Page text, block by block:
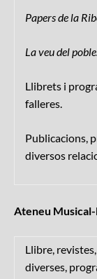
Papers de la
La veu del
Llibrets i
falleres.
Publicacions,
diversos
Ateneu
Llibre,
diverses,